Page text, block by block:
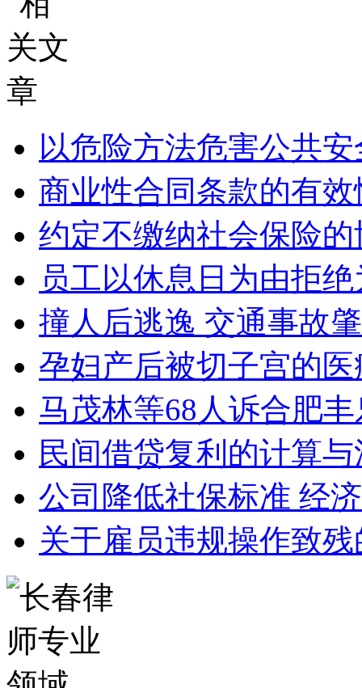
以危险方法危害公共
商业性合同条款的有
约定不缴纳社会保险
员工以休息日为由拒
撞人后逃逸 交通事故
孕妇产后被切子宫的
马茂林等68人诉合肥
民间借贷复利的计算
公司降低社保标准 经
关于雇员违规操作致